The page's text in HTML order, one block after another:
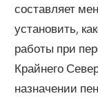
составляет
установить,
работы при
Крайнего
назначении